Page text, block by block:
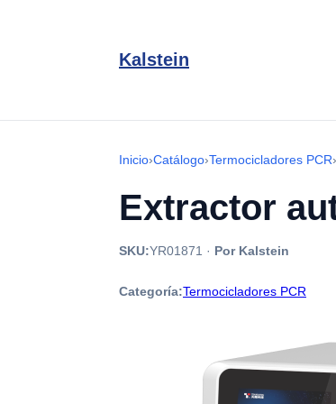
Kalstein
Inicio›Catálogo›Termocicladores PCR›
Extractor
SKU:YR01871 · Por Kalstein
Categoría:Termocicladores PCR